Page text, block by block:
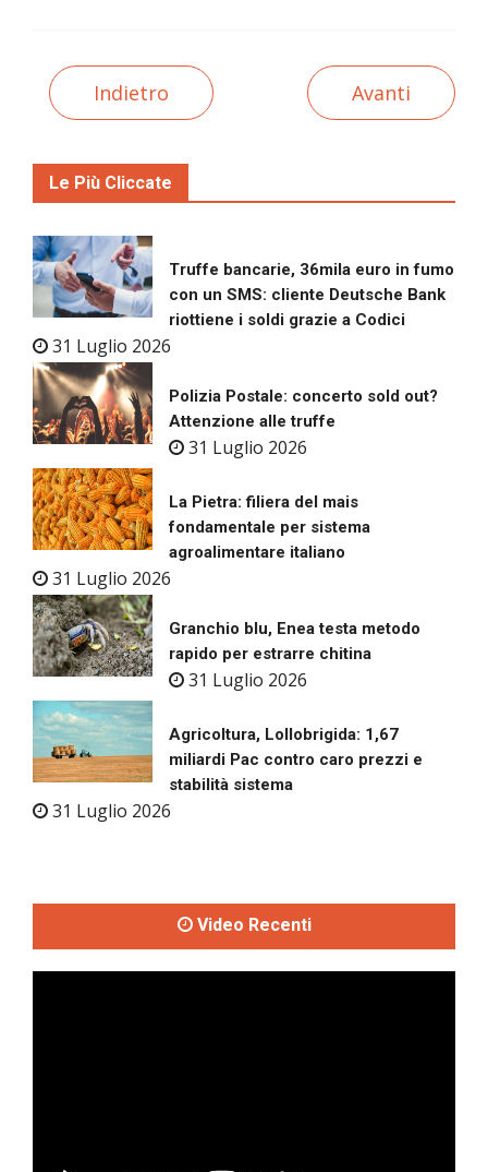
Indietro Avanti
Le Più Cliccate
Truffe bancarie, 36mila euro in fumo
con un SMS: cliente Deutsche Bank
riottiene i soldi grazie a Codici
31 Luglio 2026
Polizia Postale: concerto sold out?
Attenzione alle truffe
31 Luglio 2026
La Pietra: filiera del mais
fondamentale per sistema
agroalimentare italiano
31 Luglio 2026
Granchio blu, Enea testa metodo
rapido per estrarre chitina
31 Luglio 2026
Agricoltura, Lollobrigida: 1,67
miliardi Pac contro caro prezzi e
stabilità sistema
31 Luglio 2026
Video Recenti